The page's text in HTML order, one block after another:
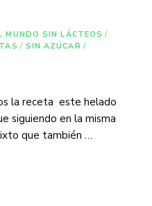
MUNDO SIN LÁCTEOS /
/ SIN AZÚCAR /
la receta este helado
siguiendo en la misma
que también …